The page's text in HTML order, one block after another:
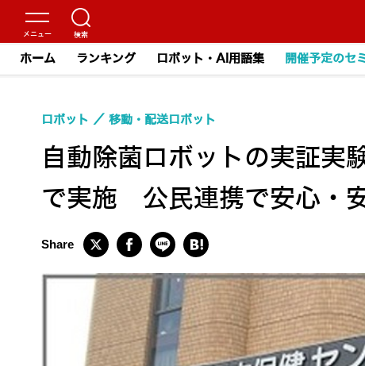
ホーム ランキング ロボット・AI用語集 開催予定のセ
自動除菌ロボットの実証実
で実施 公民連携で安心・
ロボット 移動・配送ロボット